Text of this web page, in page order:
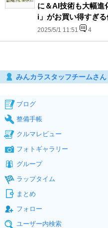
に＆AI技術も大幅
i」がお買い得すぎる
2025/5/1 11:51 4
みんカラスタッフチームさん
ブログ
整備手帳
クルマレビュー
フォトギャラリー
グループ
ラップタイム
まとめ
フォロー
ユーザー内検索